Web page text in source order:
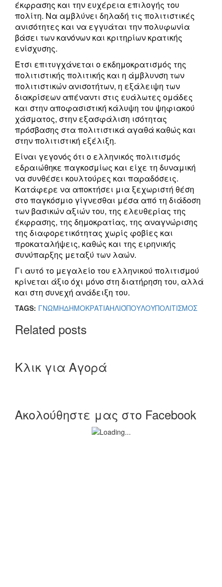
έκφρασης και την ευχέρεια επιλογής του
πολίτη. Να αμβλύνει δηλαδή τις πολιτιστικές
ανισότητες και να εγγυάται την πολυφωνία
βάσει των κανόνων και κριτηρίων κρατικής
ενίσχυσης.
Έτσι επιτυγχάνεται ο εκδημοκρατισμός της
πολιτιστικής πολιτικής και η άμβλυνση των
πολιτιστικών ανισοτήτων, η εξάλειψη των
διακρίσεων απέναντι στις ευάλωτες ομάδες
και στην αποφασιστική κάλυψη του ψηφιακού
χάσματος, στην εξασφάλιση ισότητας
πρόσβασης στα πολιτιστικά αγαθά καθώς και
στην πολιτιστική εξέλιξη.
Είναι γεγονός ότι ο ελληνικός πολιτισμός
εδραιώθηκε παγκοσμίως και είχε τη δυναμική
να συνθέσει κουλτούρες και παραδόσεις.
Κατάφερε να αποκτήσει μια ξεχωριστή θέση
στο παγκόσμιο γίγνεσθαι μέσα από τη διάδοση
των βασικών αξιών του, της ελευθερίας της
έκφρασης, της δημοκρατίας, της αναγνώρισης
της διαφορετικότητας χωρίς φοβίες και
προκαταλήψεις, καθώς και της ειρηνικής
συνύπαρξης μεταξύ των λαών.
Γι αυτό το μεγαλείο του ελληνικού πολιτισμού
κρίνεται άξιο όχι μόνο στη διατήρηση του, αλλά
και στη συνεχή ανάδειξη του.
TAGS: ΓΝΩΜΗΔΗΜΟΚΡΑΤΙΑΗΛΙΌΠΟΥΛΟΥΠΟΛΙΤΙΣΜΟΣ
Related posts
Κλικ για Αγορά
Ακολούθηστε μας στο Facebook